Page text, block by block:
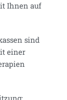
Ihnen auf
sind
einer